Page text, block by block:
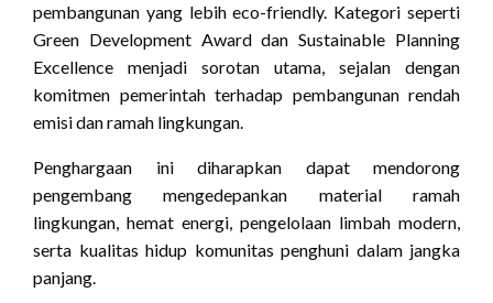
pembangunan yang lebih eco-friendly. Kategori seperti
Green Development Award dan Sustainable Planning
Excellence menjadi sorotan utama, sejalan dengan
komitmen pemerintah terhadap pembangunan rendah
emisi dan ramah lingkungan.
Penghargaan ini diharapkan dapat mendorong
pengembang mengedepankan material ramah
lingkungan, hemat energi, pengelolaan limbah modern,
serta kualitas hidup komunitas penghuni dalam jangka
panjang.